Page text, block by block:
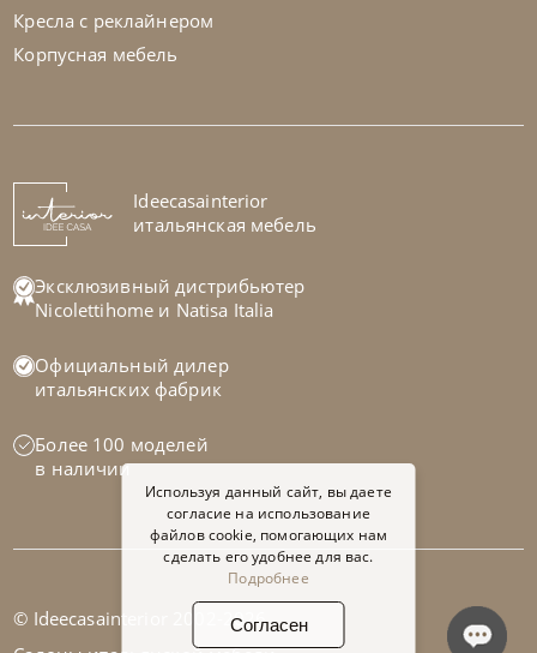
Столик журнальный Arena Long
На заказ 45-90 дн
по запросу
Cattelan Italia
Кресла с реклайнером
Корпусная мебель
Ideecasainterior
итальянская мебель
Эксклюзивный дистрибьютер
Nicolettihome и Natisa Italia
Официальный дилер
итальянских фабрик
Более 100 моделей
в наличии
© Ideecasainterior 2002-2026
Используя данный сайт, вы даете
согласие на использование
файлов cookie, помогающих нам
сделать его удобнее для вас.
Подробнее
Согласен